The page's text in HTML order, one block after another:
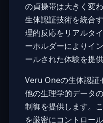
の貞操帯は大きく変
生体認証技術を統合
理的反応をリアルタ
ーホルダーによりイ
ールされた体験を提供
Veru Oneの生体認証
他の生理学的データ
制御を提供します。
を厳密にコントロー